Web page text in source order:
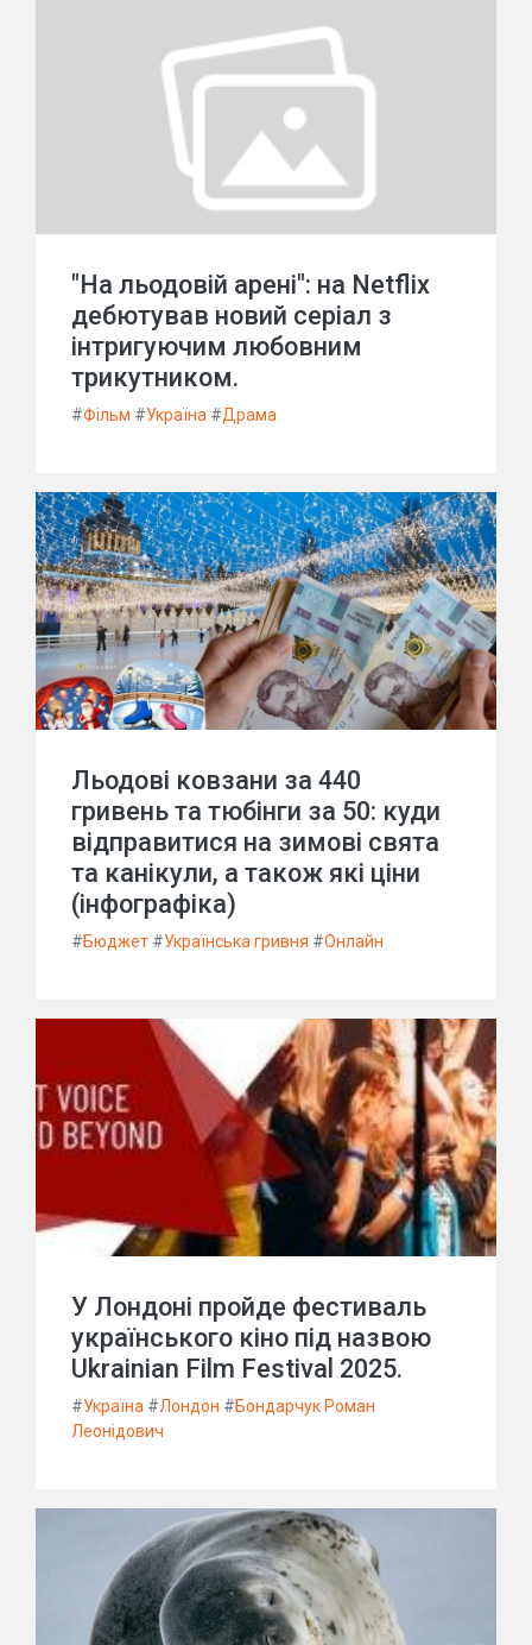
"На льодовій арені": на Netflix
дебютував новий серіал з
інтригуючим любовним
трикутником.
#Фільм #Україна #Драма
Льодові ковзани за 440
гривень та тюбінги за 50: куди
відправитися на зимові свята
та канікули, а також які ціни
(інфографіка)
#Бюджет #Українська гривня #Онлайн
У Лондоні пройде фестиваль
українського кіно під назвою
Ukrainian Film Festival 2025.
#Україна #Лондон #Бондарчук Роман
Леонідович